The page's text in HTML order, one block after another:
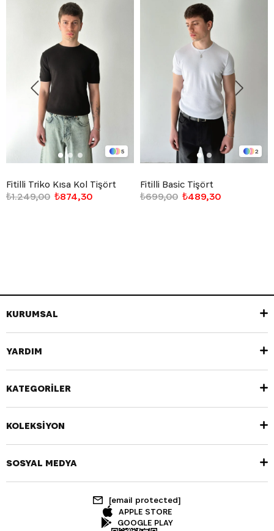
5
Fitilli Triko Kısa Kol Tişört
₺874,30
₺1.249,00
2
Fitilli Basic Tişört
₺489,30
₺699,00
KURUMSAL
YARDIM
KATEGORİLER
KOLEKSİYON
SOSYAL MEDYA
[email protected]
APPLE STORE
GOOGLE PLAY